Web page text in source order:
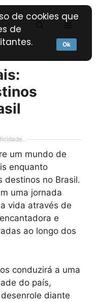
um mundo de
enquanto
destinos no Brasil.
uma jornada
vida através de
e
ao longo dos
conduzirá a uma
do país,
diante
de cookies que
de
Ok